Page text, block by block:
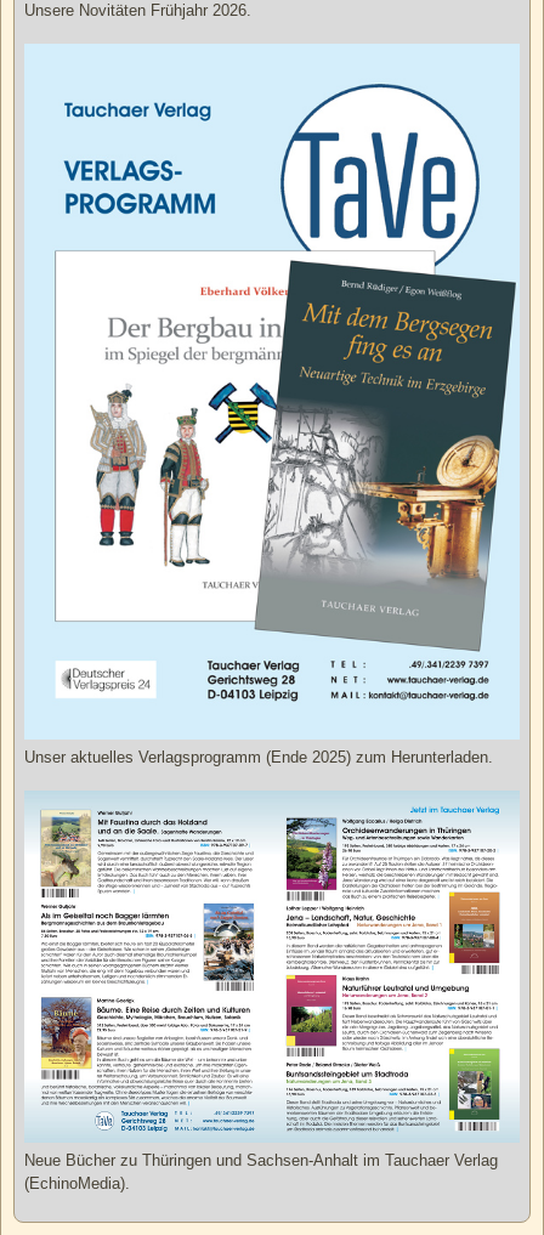
Unsere Novitäten Frühjahr 2026.
Unser aktuelles Verlagsprogramm (Ende 2025) zum Herunterladen.
Neue Bücher zu Thüringen und Sachsen-Anhalt im Tauchaer Verlag
(EchinoMedia).